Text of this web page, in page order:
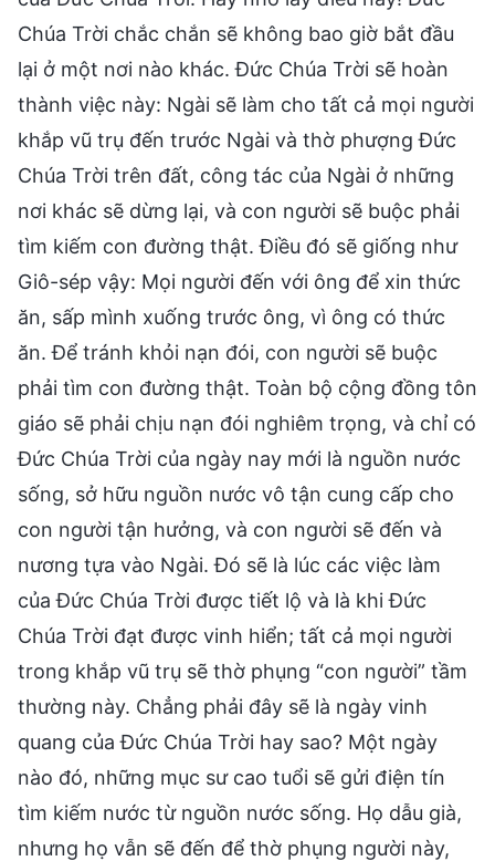
Chúa Trời chắc chắn sẽ không bao giờ bắt đầu
lại ở một nơi nào khác. Đức Chúa Trời sẽ hoàn
thành việc này: Ngài sẽ làm cho tất cả mọi người
khắp vũ trụ đến trước Ngài và thờ phượng Đức
Chúa Trời trên đất, công tác của Ngài ở những
nơi khác sẽ dừng lại, và con người sẽ buộc phải
tìm kiếm con đường thật. Điều đó sẽ giống như
Giô-sép vậy: Mọi người đến với ông để xin thức
ăn, sấp mình xuống trước ông, vì ông có thức
ăn. Để tránh khỏi nạn đói, con người sẽ buộc
phải tìm con đường thật. Toàn bộ cộng đồng tôn
giáo sẽ phải chịu nạn đói nghiêm trọng, và chỉ có
Đức Chúa Trời của ngày nay mới là nguồn nước
sống, sở hữu nguồn nước vô tận cung cấp cho
con người tận hưởng, và con người sẽ đến và
nương tựa vào Ngài. Đó sẽ là lúc các việc làm
của Đức Chúa Trời được tiết lộ và là khi Đức
Chúa Trời đạt được vinh hiển; tất cả mọi người
trong khắp vũ trụ sẽ thờ phụng “con người” tầm
thường này. Chẳng phải đây sẽ là ngày vinh
quang của Đức Chúa Trời hay sao? Một ngày
nào đó, những mục sư cao tuổi sẽ gửi điện tín
tìm kiếm nước từ nguồn nước sống. Họ dẫu già,
nhưng họ vẫn sẽ đến để thờ phụng người này,